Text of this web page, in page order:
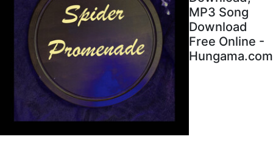
MP3 Song
Download
Free Online -
Hungama.com